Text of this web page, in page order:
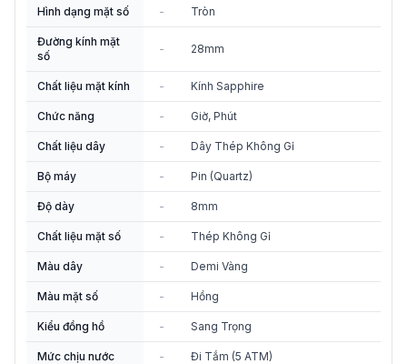
Hình dạng mặt số - Tròn
Đường kính mặt
số
- 28mm
Chất liệu mặt kính - Kính Sapphire
Chức năng - Giờ, Phút
Chất liệu dây - Dây Thép Không Gỉ
Bộ máy - Pin (Quartz)
Độ dày - 8mm
Chất liệu mặt số - Thép Không Gỉ
Màu dây - Demi Vàng
Màu mặt số - Hồng
Kiểu đồng hồ - Sang Trọng
Mức chịu nước - Đi Tắm (5 ATM)